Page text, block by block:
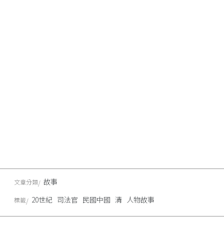
文章分類 故事
標籤 20世紀 司法官 民國中國 清 人物故事